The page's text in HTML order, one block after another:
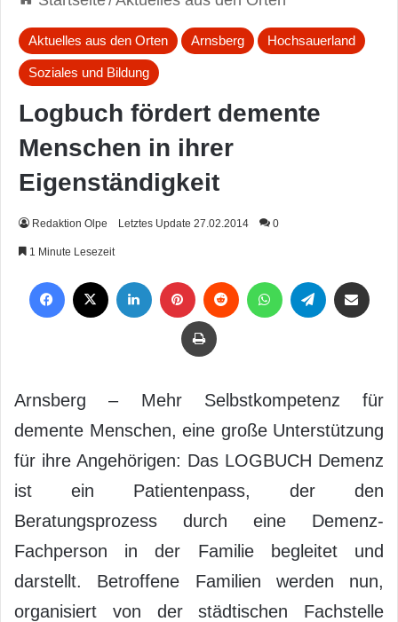
Aktuelles aus den Orten Arnsberg Hochsauerland
Soziales und Bildung
Logbuch fördert demente
Menschen in ihrer
Eigenständigkeit
Redaktion Olpe Letztes Update 27.02.2014 0
1 Minute Lesezeit
Drucken
Arnsberg – Mehr Selbstkompetenz für
demente Menschen, eine große Unterstützung
für ihre Angehörigen: Das LOGBUCH Demenz
ist ein Patientenpass, der den
Beratungsprozess durch eine Demenz-
Fachperson in der Familie begleitet und
darstellt. Betroffene Familien werden nun,
organisiert von der städtischen Fachstelle